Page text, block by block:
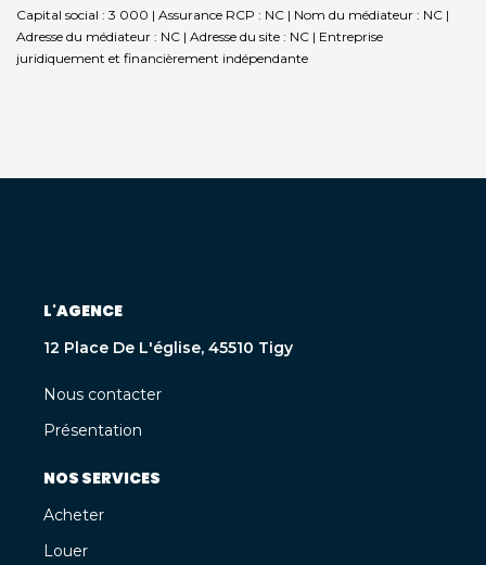
Capital social : 3 000 | Assurance RCP : NC | Nom du médiateur : NC |
Adresse du médiateur : NC | Adresse du site : NC | Entreprise
juridiquement et financièrement indépendante
L'AGENCE
12 Place De L'église, 45510 Tigy
Nous contacter
Présentation
NOS SERVICES
Acheter
Louer